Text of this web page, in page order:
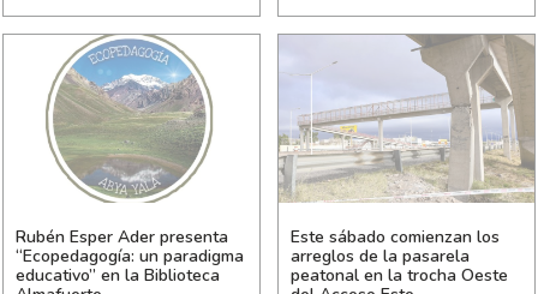
Rubén Esper Ader presenta
“Ecopedagogía: un paradigma
educativo” en la Biblioteca
Este sábado comienzan los
arreglos de la pasarela
peatonal en la trocha Oeste